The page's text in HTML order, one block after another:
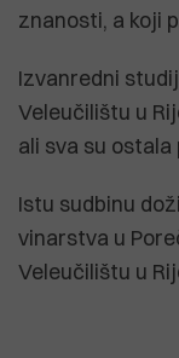
znanosti, a koji
Izvanredni
Veleučilištu u
ali sva su ostala
Istu sudbinu
vinarstva u
Veleučilištu u